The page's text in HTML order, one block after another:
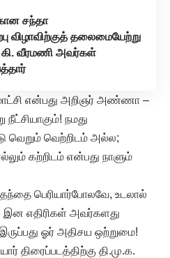
சந்தா
தலைமையேற்று
கி. வீரமணி அவர்கள்
மாட்சி என்பது அறிஞர் அண்ணா –
நமது
வெறும் வெற்றிடம் அல்ல;
கற்றிடம் என்பது நாளும்
பெரியார்போலவே, உடலால்
இன எதிரிகள் அவர்களது
ஓர் அதிசய ஒற்றுமை!
திரைப்படத்திற்கு தி.மு.க.